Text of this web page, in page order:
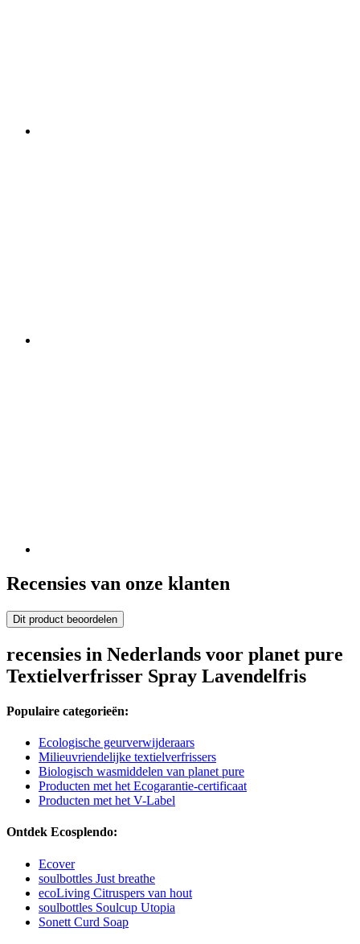
Recensies van onze klanten
Dit product beoordelen
recensies in Nederlands voor planet pure
Textielverfrisser Spray Lavendelfris
Populaire categorieën:
Ecologische geurverwijderaars
Milieuvriendelijke textielverfrissers
Biologisch wasmiddelen van planet pure
Producten met het Ecogarantie-certificaat
Producten met het V-Label
Ontdek Ecosplendo:
Ecover
soulbottles Just breathe
ecoLiving Citruspers van hout
soulbottles Soulcup Utopia
Sonett Curd Soap